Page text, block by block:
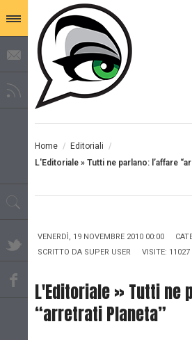
Home / Editoriali /
L'Editoriale » Tutti ne parlano: l’affare
VENERDÌ, 19 NOVEMBRE 2010 00:00
SCRITTO DA SUPER USER VISITE: 11027
L'Editoriale » Tutti ne
“arretrati Planeta”